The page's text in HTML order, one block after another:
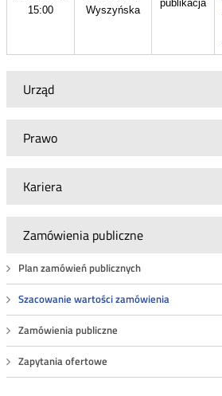
Urząd
Prawo
Kariera
Zamówienia publiczne
Plan zamówień publicznych
Szacowanie wartości zamówienia
Zamówienia publiczne
Zapytania ofertowe
15:00
Wyszyńska
publikacja